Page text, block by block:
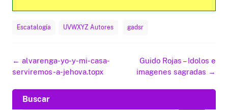
Escatalogía UVWXYZ Autores gadsr
Navegación
de
← alvarenga-yo-y-mi-casa-
serviremos-a-jehova.topx
Guido Rojas – Idolos e
imagenes sagradas →
Buscar